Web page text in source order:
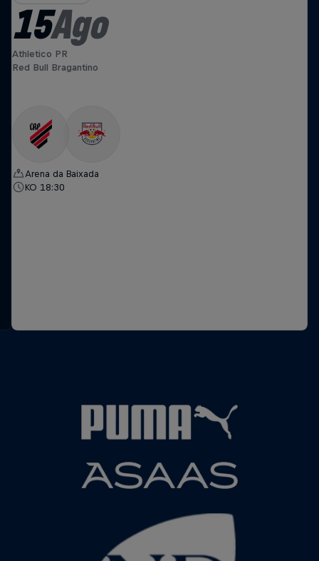
15Ago
Athletico PR
Red Bull Bragantino
Arena da Baixada
KO 18:30